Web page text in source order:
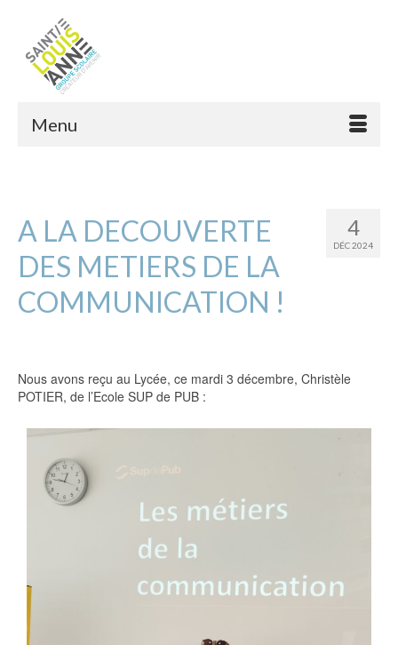
Menu
4
DÉC 2024
A LA DECOUVERTE
DES METIERS DE LA
COMMUNICATION !
Nous avons reçu au Lycée, ce mardi 3 décembre, Christèle
POTIER, de l’Ecole SUP de PUB :